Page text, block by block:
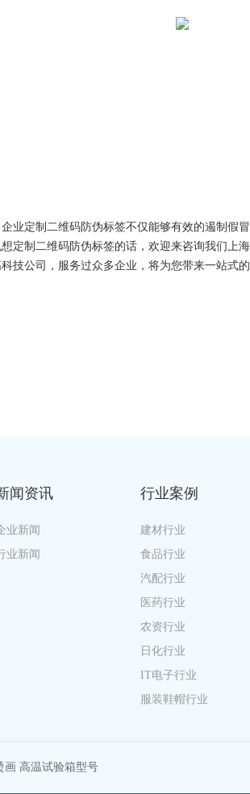
定制二维码防伪标签不仅能够有效的遏制假冒
定制二维码防伪标签的话，欢迎来咨询我们上
技公司，服务过众多企业，将为您带来一站式的
闻资讯
业新闻
业新闻
行业案例
建材行业
食品行业
汽配行业
医药行业
农资行业
日化行业
IT电子行业
服装鞋帽行业
画 高温试验箱型号